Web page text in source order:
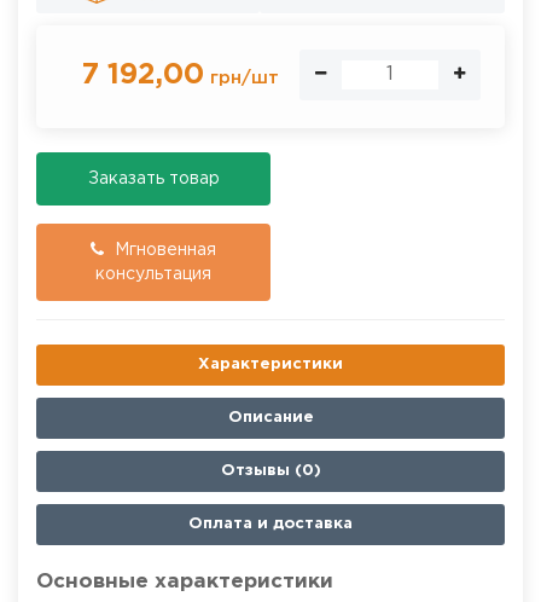
7 192,00 грн/шт
Заказать товар
Мгновенная
консультация
Характеристики
Описание
Отзывы (0)
Оплата и доставка
Основные характеристики